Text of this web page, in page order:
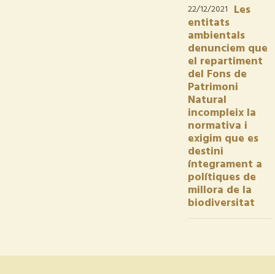
22/12/2021 Les
entitats
ambientals
denunciem que
el repartiment
del Fons de
Patrimoni
Natural
incompleix la
normativa i
exigim que es
destini
íntegrament a
polítiques de
millora de la
biodiversitat